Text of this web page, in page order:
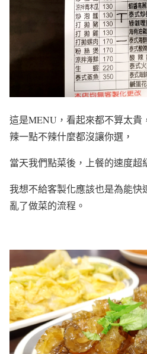
這是MENU，看起來都不算太貴
辣一點不辣什麼都沒讓你選，
當天我們點菜後，上餐的速度超
我想不給客製化應該也是為能快
亂了做菜的流程。